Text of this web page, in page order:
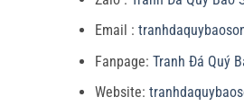
Email :
Fanpage: Tranh Đá Quý
Website: